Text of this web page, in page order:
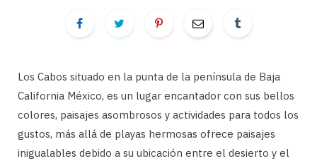
Los Cabos situado en la punta de la península de Baja
California México, es un lugar encantador con sus bellos
colores, paisajes asombrosos y actividades para todos los
gustos, más allá de playas hermosas ofrece paisajes
inigualables debido a su ubicación entre el desierto y el